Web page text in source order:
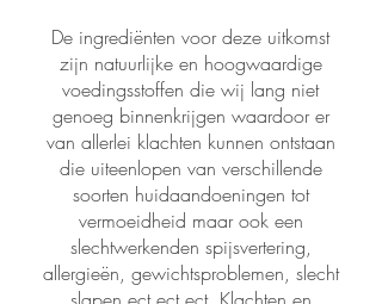
De ingrediënten voor deze uitkomst
zijn natuurlijke en hoogwaardige
voedingsstoffen die wij lang niet
genoeg binnenkrijgen waardoor er
van allerlei klachten kunnen ontstaan
die uiteenlopen van verschillende
soorten huidaandoeningen tot
vermoeidheid maar ook een
slechtwerkenden spijsvertering,
allergieën, gewichtsproblemen, slecht